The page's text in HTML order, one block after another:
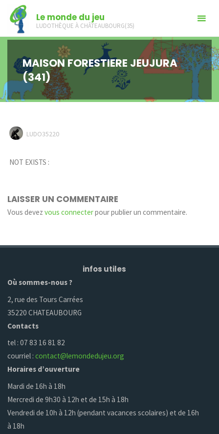
content
Le monde du jeu
LUDOTHÈQUE À CHÂTEAUBOURG(35)
MAISON FORESTIERE JEUJURA
(341)
LUDO35220
NOT EXISTS :
LAISSER UN COMMENTAIRE
Vous devezvous connecterpour publier un commentaire.
infos utiles
Où sommes-nous ?
2, rue des Tours Carrées
35220 CHATEAUBOURG
Contacts
tel : 07 83 16 81 82
courriel :contact@lemondedujeu.org
Horaires d’ouverture
Mardi de 16h à 18h
Mercredi de 9h30 à 12h et de 15h à 18h
Vendredi de 10h à 12h (pendant vacances scolaires) et de 16h
à 18h